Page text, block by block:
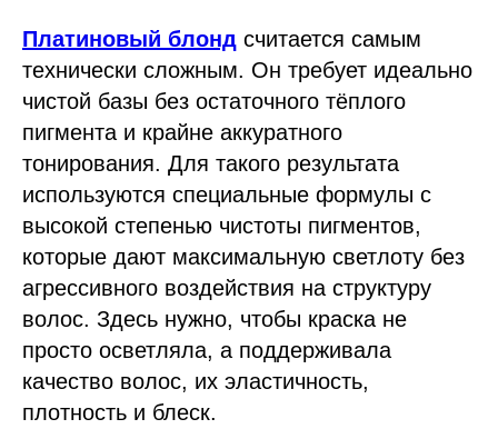
Платиновый блонд считается самым
технически сложным. Он требует идеально
чистой базы без остаточного тёплого
пигмента и крайне аккуратного
тонирования. Для такого результата
используются специальные формулы с
высокой степенью чистоты пигментов,
которые дают максимальную светлоту без
агрессивного воздействия на структуру
волос. Здесь нужно, чтобы краска не
просто осветляла, а поддерживала
качество волос, их эластичность,
плотность и блеск.